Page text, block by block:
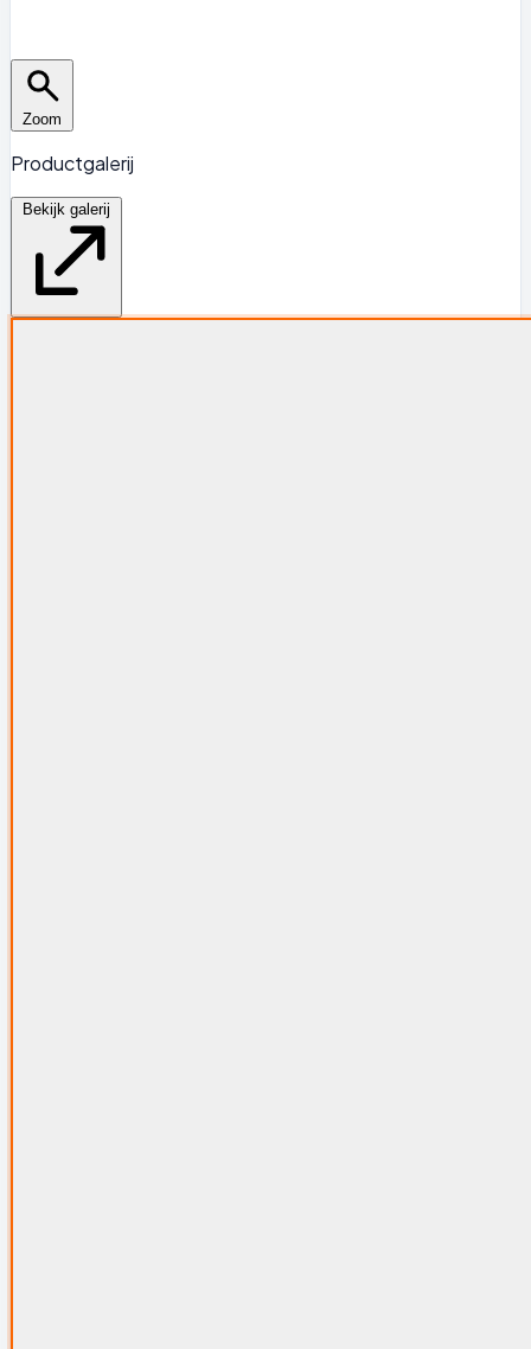
Zoom
Productgalerij
Bekijk galerij